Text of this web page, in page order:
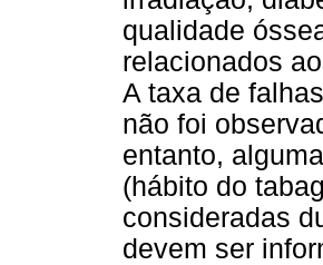
qualidade
relacionados
A taxa de
não foi
entanto,
(hábito do
consideradas
devem ser